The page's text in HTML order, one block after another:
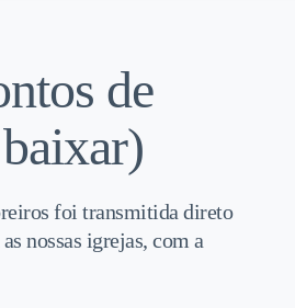
de
foi transmitida direto
nossas igrejas, com a